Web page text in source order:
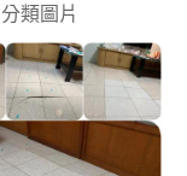
分類圖片